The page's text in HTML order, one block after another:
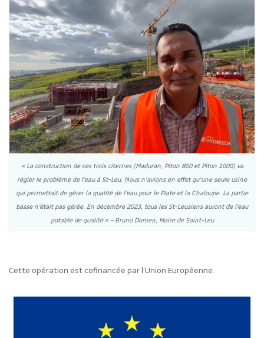
« La construction de ces trois citernes (Maduran, Piton 800 et Piton 1000) va
régler le problème de l’eau à St-Leu. Nous n’avions en effet qu’une seule usine
qui permettait de gérer la qualité de l’eau pour le Plate et la Chaloupe. La partie
basse n’était pas gérée. En décembre 2023, tous les St-Leusiens auront de l’eau
potable de qualité »– Bruno Domen, Maire de Saint-Leu
Cette opération est cofinancée par l’Union Européenne.